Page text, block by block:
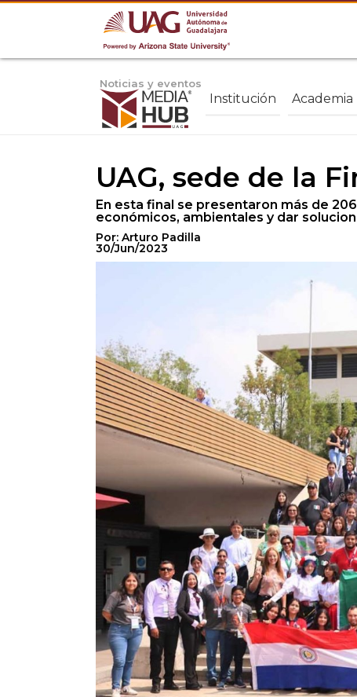
Noticias y eventos
Institución Academia
UAG, sede de la
En esta final se presentaron más de
económicos, ambientales y dar
Por: Arturo Padilla
30/Jun/2023